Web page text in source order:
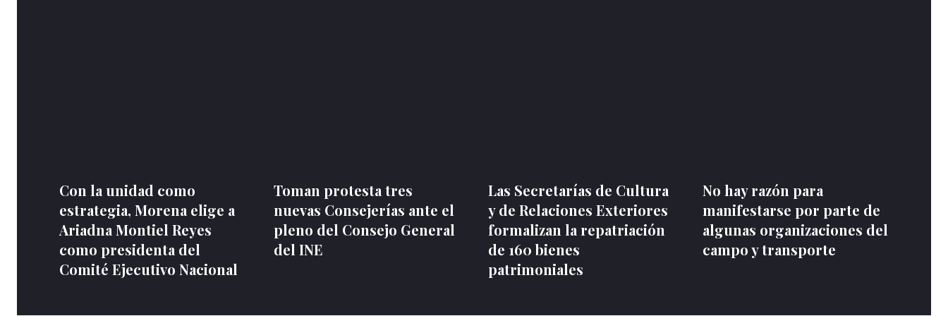
Con la unidad como
estrategia, Morena elige a
Ariadna Montiel Reyes
como presidenta del
Comité Ejecutivo Nacional
Toman protesta tres
nuevas Consejerías ante el
pleno del Consejo General
del INE
Las Secretarías de Cultura
y de Relaciones Exteriores
formalizan la repatriación
de 160 bienes
patrimoniales
No hay razón para
manifestarse por parte de
algunas organizaciones del
campo y transporte